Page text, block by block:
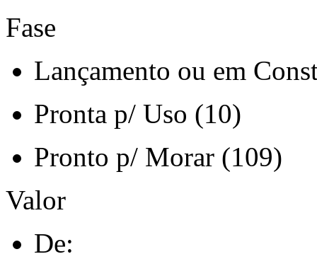
Fase
Lançamento ou em
Pronta p/ Uso (10)
Pronto p/ Morar (109)
Valor
De: